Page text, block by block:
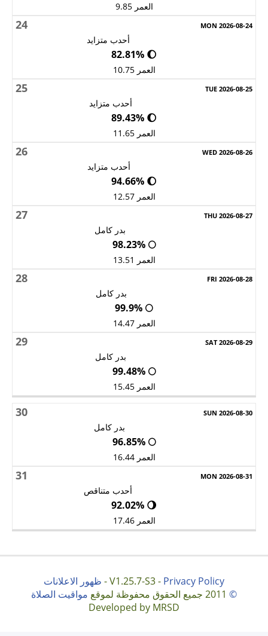
العمر 9.85
24
أحدب متزايد
🌔 82.81%
العمر 10.75
25
أحدب متزايد
🌔 89.43%
العمر 11.65
26
أحدب متزايد
🌔 94.66%
العمر 12.57
27
بدر كامل
🌕 98.23%
العمر 13.51
28
بدر كامل
🌕 99.9%
العمر 14.47
29
بدر كامل
🌕 99.48%
العمر 15.45
30
بدر كامل
🌕 96.85%
العمر 16.44
31
أحدب متناقص
🌖 92.02%
العمر 17.46
V1.25.7-S3 - Privacy Policy
- ظهور الاعلانات
©
مواقيت الصلاة
Developed by MRSD